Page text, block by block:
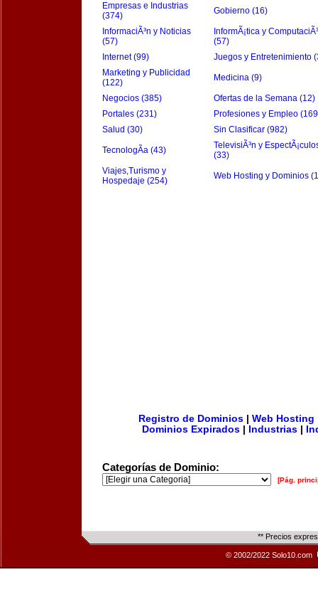
Empresas e Industrias
(374)
Gobierno (16)
InformaciÃ³n y Noticias
(57)
InformÃ¡tica y
(57)
Internet (99)
Juegos y Entretenimiento
Marketing y Publicidad
(122)
Medicina (9)
Negocios (385)
Ofertas de la Semana (12)
Portales (231)
Profesiones y Empleo
Salud (30)
Sin Clasificar (982)
TecnologÃ­a (43)
TelevisiÃ³n y
(33)
Viajes,Turismo y
Hospedaje (254)
Web Hosting y Dominios
Registro de Dominios| Web Hosting
Dominios Expirados
Industrias
Categorías de Dominio:
[Pág.
** Precios
© 2002/2022 Solo10.com